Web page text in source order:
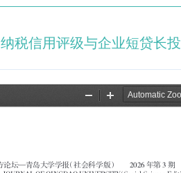
纳税信用评级与企业短贷长投